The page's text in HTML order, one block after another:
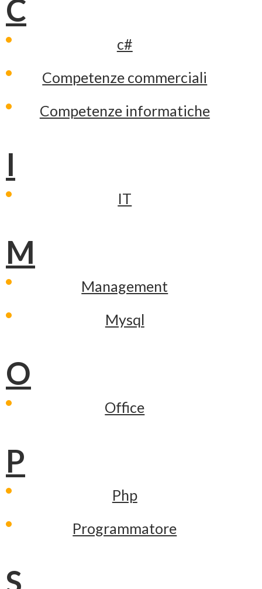
C
c#
Competenze commerciali
Competenze informatiche
I
IT
M
Management
Mysql
O
Office
P
Php
Programmatore